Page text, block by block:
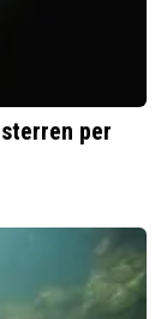
per